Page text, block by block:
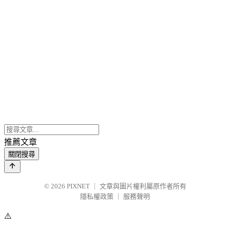
推薦文章
關閉搜尋
© 2026 PIXNET
文章與圖片權利屬原作者所有
隱私權政策
服務聲明
⚠️